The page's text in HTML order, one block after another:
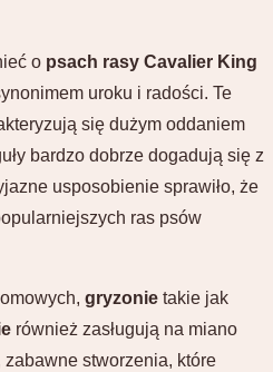
o psach rasy Cavalier King
uroku i radości. Te
się dużym oddaniem
bardzo dobrze dogadują się z
usposobienie sprawiło, że
ras psów
gryzonie takie jak
również zasługują na miano
zabawne stworzenia, które